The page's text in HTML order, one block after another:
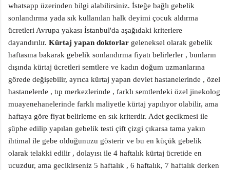
whatsapp üzerinden bilgi alabilirsiniz. İsteğe bağlı gebelik
sonlandırma yada sık kullanılan halk deyimi çocuk aldırma
ücretleri Avrupa yakası İstanbul'da aşağıdaki kriterlere
dayandırılır. Kürtaj yapan doktorlar geleneksel olarak gebelik
haftasına bakarak gebelik sonlandırma fiyatı belirlerler , bunların
dışında kürtaj ücretleri semtlere ve kadın doğum uzmanlarına
görede değişebilir, ayrıca kürtaj yapan devlet hastanelerinde , özel
hastanelerde , tıp merkezlerinde , farklı semtlerdeki özel jinekolog
muayenehanelerinde farklı maliyetle kürtaj yapılıyor olabilir, ama
haftaya göre fiyat belirleme en sık kriterdir. Adet gecikmesi ile
şüphe edilip yapılan gebelik testi çift çizgi çıkarsa tama yakın
ihtimal ile gebe olduğunuzu gösterir ve bu en küçük gebelik
olarak telakki edilir , dolayısı ile 4 haftalık kürtaj ücretide en
ucuzdur, ama gecikirseniz 5 haftalık , 6 haftalık, 7 haftalık derken